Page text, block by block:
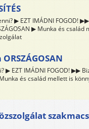
▶ EZT IMÁDNI FOGOD!
▶ Munka és család
▶ EZT IMÁDNI FOGOD! ▶▶
és család mellett is